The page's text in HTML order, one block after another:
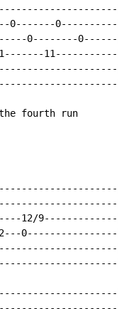
|
0-------0----------|
0--------
11-----------|
|
|
fourth run
|
|
12/9-------------|
0----------------|
|
|
|